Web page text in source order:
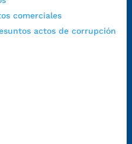
comerciales
actos de corrupción
ciudadanos-
disciplinario/